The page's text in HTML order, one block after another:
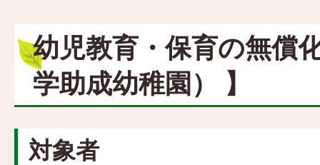
幼児教育・保育の無償
学助成幼稚園） 】
対象者